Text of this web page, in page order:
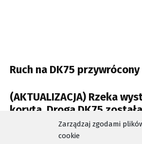
Zarządzaj zgodami
cookie
Ruch na DK75 przywrócony
(AKTUALIZACJA) Rzeka
koryta. Droga DK75 została
odblokowana